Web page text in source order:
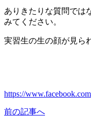
ありきたりな質問では
みてください。
実習生の生の顔が見ら
https://
前の記事へ